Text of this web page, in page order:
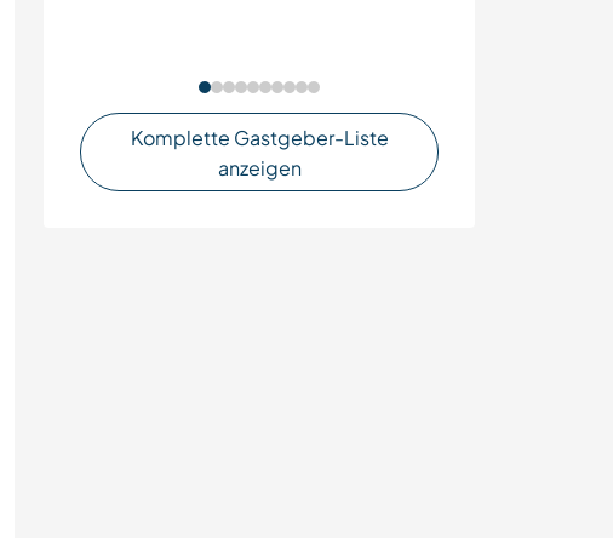
Komplette Gastgeber-Liste
anzeigen